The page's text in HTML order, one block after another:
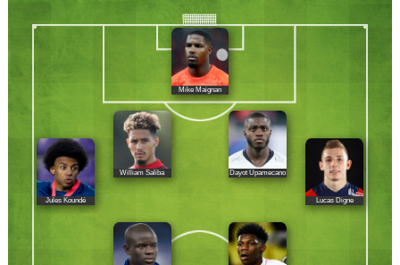
Mike Maignan
Jules Koundé
William Saliba Dayot Upamecano
Lucas Digne